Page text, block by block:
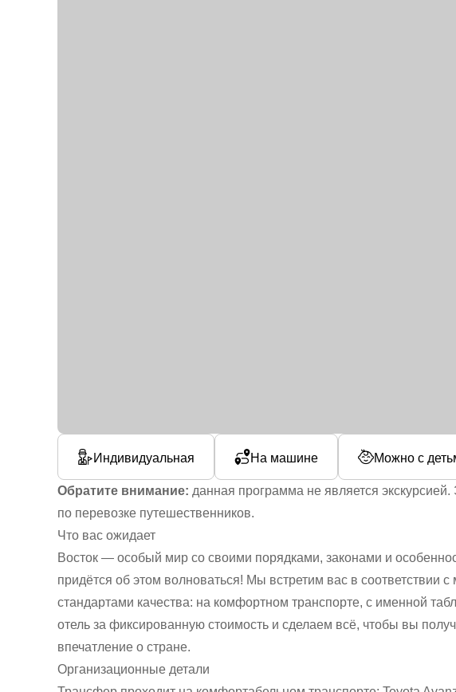
Индивидуальная На машине Можно с
Обратите внимание: данная программа не является
по перевозке путешественников.
Что вас ожидает
Восток — особый мир со своими порядками, законами и
придётся об этом волноваться! Мы встретим вас в соответствии
стандартами качества: на комфортном транспорте, с именной
отель за фиксированную стоимость и сделаем всё, чтобы вы
впечатление о стране.
Организационные детали